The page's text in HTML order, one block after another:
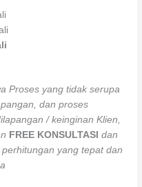
Proses yang tidak serupa
dan proses
/ keinginan Klien,
FREE KONSULTASI dan
yang tepat dan